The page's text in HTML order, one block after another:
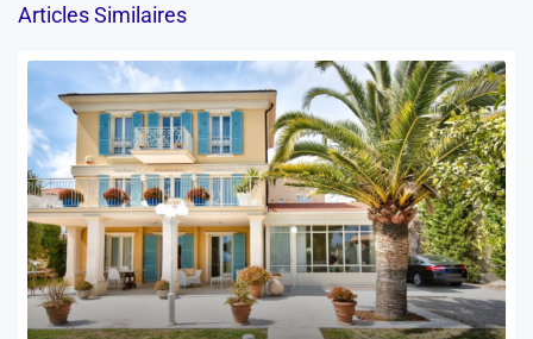
Articles Similaires